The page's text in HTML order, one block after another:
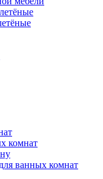
комнат
ванных комнат